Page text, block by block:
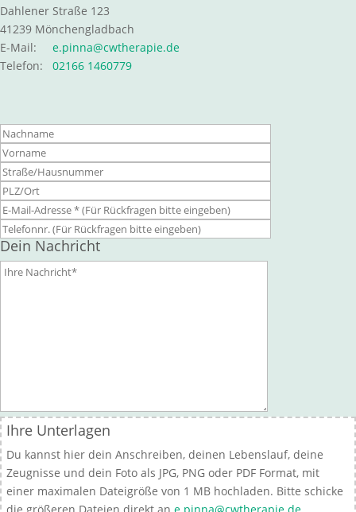
Dahlener Straße 123
41239 Mönchengladbach
E-Mail: e.pinna@cwtherapie.de
Telefon: 02166 1460779
Dein Nachricht
Ihre Unterlagen
Du kannst hier dein Anschreiben, deinen Lebenslauf, deine
Zeugnisse und dein Foto als JPG, PNG oder PDF Format, mit
einer maximalen Dateigröße von 1 MB hochladen. Bitte schicke